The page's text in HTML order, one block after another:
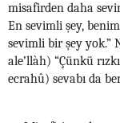
misafirden daha
En sevimli şey,
sevimli bir şey yok.”
ale’llàh) “Çünkü
ecrahû) sevabı da